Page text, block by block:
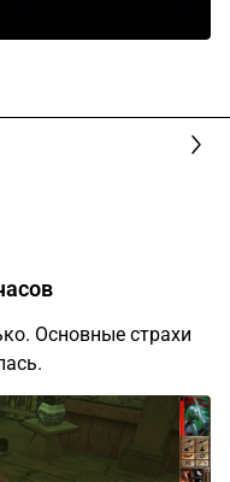
а Superman для Sega